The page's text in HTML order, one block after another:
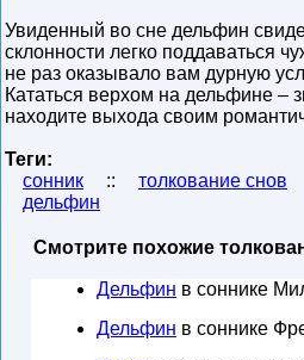
Увиденный во сне дельфин
склонности легко поддаваться
не раз оказывало вам дурную
Кататься верхом на дельфине –
находите выхода своим
Теги:
сонник
:: толкование снов
дельфин
Смотрите похожие
Дельфин в соннике
Дельфин в соннике